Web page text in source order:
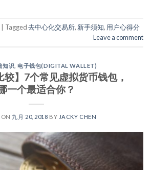
Tagged去中心化交易所, 新手须知, 用户心得分
Leave a comment
知识 ,电子钱包(DIGITAL WALLET)
较】7个常见虚拟货币钱包，
一个最适合你？
ON 九月 20, 2018 BY JACKY CHEN